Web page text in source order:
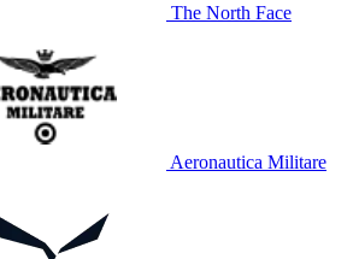
The North Face
Aeronautica Militare